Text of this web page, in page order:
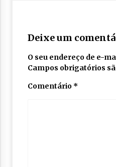
Deixe um
O seu endereço de e-
Campos obrigatórios
Comentário *